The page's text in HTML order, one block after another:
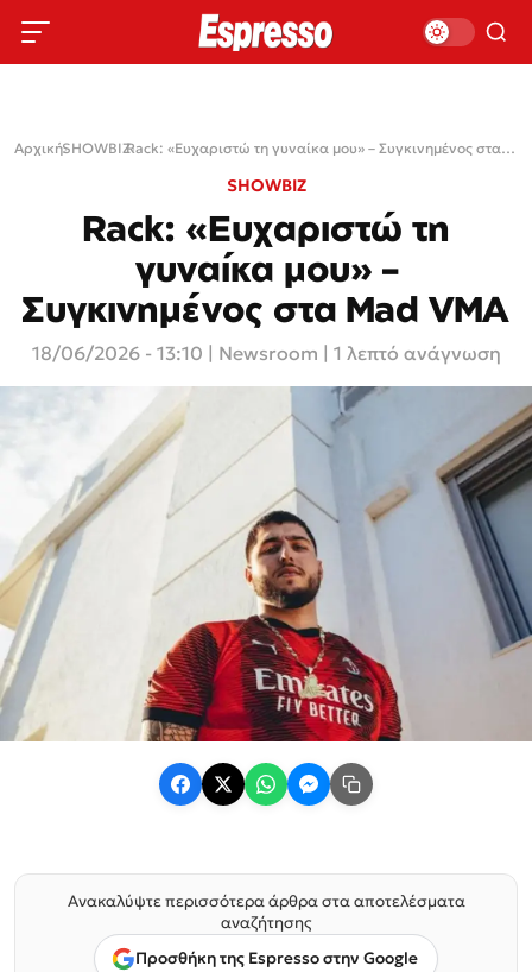
Αρχική›
SHOWBIZ› Rack: «Ευχαριστώ τη γυναίκα μου» – Συγκινημένος στα Mad VMA
SHOWBIZ
Rack: «Ευχαριστώ τη
γυναίκα μου» –
Συγκινημένος στα Mad VMA
18/06/2026 - 13:10 Newsroom | 1 λεπτό ανάγνωση
Ανακαλύψτε περισσότερα άρθρα στα αποτελέσματα
αναζήτησης
Προσθήκη της Espresso στην Google